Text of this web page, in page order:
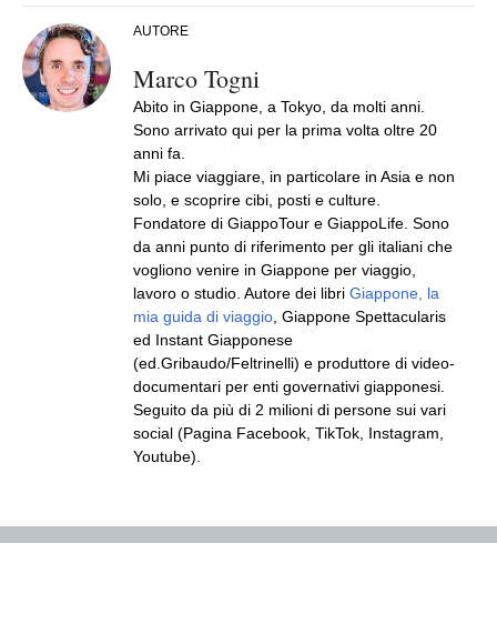
AUTORE
Marco Togni
Abito in Giappone, a Tokyo, da molti anni.
Sono arrivato qui per la prima volta oltre 20
anni fa.
Mi piace viaggiare, in particolare in Asia e non
solo, e scoprire cibi, posti e culture.
Fondatore di GiappoTour e GiappoLife. Sono
da anni punto di riferimento per gli italiani che
vogliono venire in Giappone per viaggio,
lavoro o studio. Autore dei libri Giappone, la
mia guida di viaggio , Giappone Spettacularis
ed Instant Giapponese
(ed.Gribaudo/Feltrinelli) e produttore di video-
documentari per enti governativi giapponesi.
Seguito da più di 2 milioni di persone sui vari
social (Pagina Facebook, TikTok, Instagram,
Youtube).